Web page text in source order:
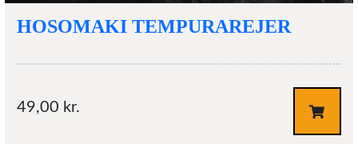
HOSOMAKI TEMPURAREJER
49,00 kr.